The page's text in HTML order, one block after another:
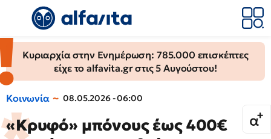
Κυριαρχία στην Ενημέρωση: 785.000 επισκέπτες
είχε το alfavita.gr στις 5 Αυγούστου!
Κοινωνία 08.05.2026 - 06:00
«Κρυφό» μπόνους έως 400€